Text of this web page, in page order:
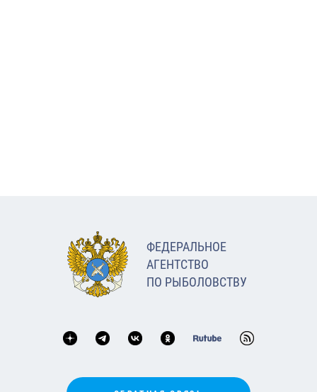
ФЕДЕРАЛЬНОЕ
АГЕНТСТВО
ПО РЫБОЛОВСТВУ